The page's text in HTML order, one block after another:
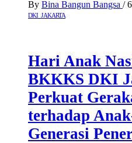
By Bina Bangun Bangsa /
DKI JAKARTA
Hari Anak
BKKKS DKI
Perkuat
terhadap
Generasi